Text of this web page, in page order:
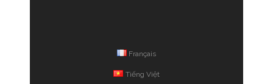
Français
Tiếng Việt